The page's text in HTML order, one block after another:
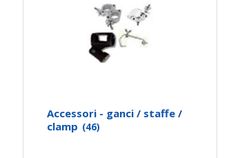
Accessori - ganci / staffe /
clamp (46)